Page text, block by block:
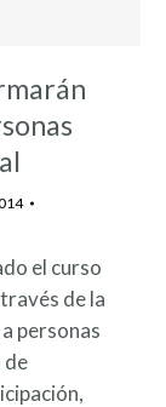
el curso
de la
personas
de